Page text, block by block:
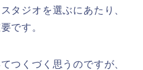
タジオを選ぶにあたり、
です。
つくづく思うのですが、